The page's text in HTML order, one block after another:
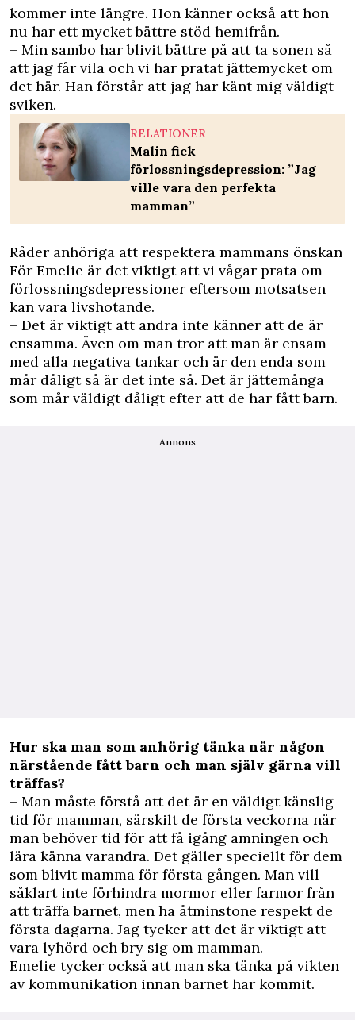
kommer inte längre. Hon känner också att hon
nu har ett mycket bättre stöd hemifrån.
– Min sambo har blivit bättre på att ta sonen så
att jag får vila och vi har pratat jättemycket om
det här. Han förstår att jag har känt mig väldigt
sviken.
RELATIONER
Malin fick
förlossningsdepression: ”Jag
ville vara den perfekta
mamman”
Råder anhöriga att respektera mammans önskan
För Emelie är det viktigt att vi vågar prata om
förlossningsdepressioner eftersom motsatsen
kan vara livshotande.
– Det är viktigt att andra inte känner att de är
ensamma. Även om man tror att man är ensam
med alla negativa tankar och är den enda som
mår dåligt så är det inte så. Det är jättemånga
som mår väldigt dåligt efter att de har fått barn.
Annons
Hur ska man som anhörig tänka när någon
närstående fått barn och man själv gärna vill
träffas?
– Man måste förstå att det är en väldigt känslig
tid för mamman, särskilt de första veckorna när
man behöver tid för att få igång amningen och
lära känna varandra. Det gäller speciellt för dem
som blivit mamma för första gången. Man vill
såklart inte förhindra mormor eller farmor från
att träffa barnet, men ha åtminstone respekt de
första dagarna. Jag tycker att det är viktigt att
vara lyhörd och bry sig om mamman.
Emelie tycker också att man ska tänka på vikten
av kommunikation innan barnet har kommit.